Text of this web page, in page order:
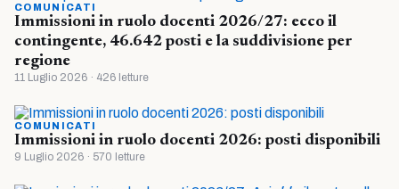
COMUNICATI
Immissioni in ruolo docenti 2026/27: ecco il
contingente, 46.642 posti e la suddivisione per
regione
11 Luglio 2026 · 426 letture
COMUNICATI
Immissioni in ruolo docenti 2026: posti disponibili
9 Luglio 2026 · 570 letture